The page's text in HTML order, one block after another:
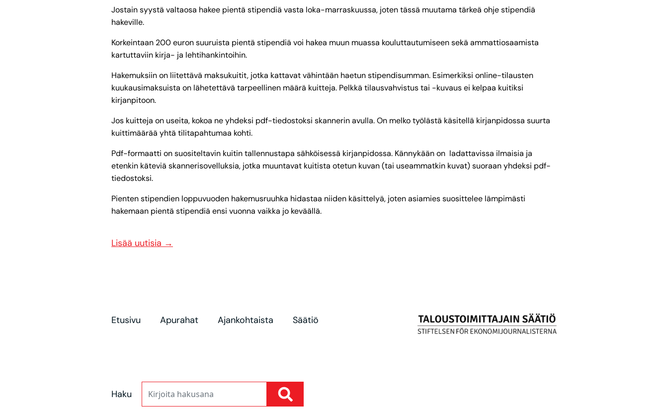
Jostain syystä valtaosa hakee pientä stipendiä vasta loka-marraskuussa, joten tässä muutama tärkeä ohje stipendiä
hakeville.
Korkeintaan 200 euron suuruista pientä stipendiä voi hakea muun muassa kouluttautumiseen sekä ammattiosaamista
kartuttaviin kirja- ja lehtihankintoihin.
Hakemuksiin on liitettävä maksukuitit, jotka kattavat vähintään haetun stipendisumman. Esimerkiksi online-tilausten
kuukausimaksuista on lähetettävä tarpeellinen määrä kuitteja. Pelkkä tilausvahvistus tai -kuvaus ei kelpaa kuitiksi
kirjanpitoon.
Jos kuitteja on useita, kokoa ne yhdeksi pdf-tiedostoksi skannerin avulla. On melko työlästä käsitellä kirjanpidossa suurta
kuittimäärää yhtä tilitapahtumaa kohti.
Pdf-formaatti on suositeltavin kuitin tallennustapa sähköisessä kirjanpidossa. Kännykään on ladattavissa ilmaisia ja
etenkin käteviä skannerisovelluksia, jotka muuntavat kuitista otetun kuvan (tai useammatkin kuvat) suoraan yhdeksi pdf-
tiedostoksi.
Pienten stipendien loppuvuoden hakemusruuhka hidastaa niiden käsittelyä, joten asiamies suosittelee lämpimästi
hakemaan pientä stipendiä ensi vuonna vaikka jo keväällä.
Lisää uutisia →
Etusivu Apurahat Ajankohtaista Säätiö
Haku